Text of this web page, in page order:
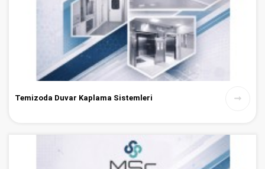
Temizoda Duvar Kaplama Sistemleri